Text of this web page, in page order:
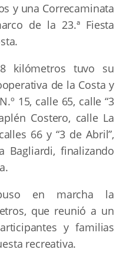
y una Correcaminata
de la 23.ª Fiesta
kilómetros tuvo su
de la Costa y
15, calle 65, calle “3
Costero, calle La
66 y “3 de Abril”,
Bagliardi, finalizando
en marcha la
que reunió a un
y familias
recreativa.